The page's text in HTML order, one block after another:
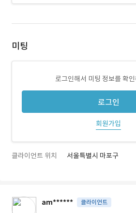
미팅
로그인해서 미팅 정보를 확
로그인
회원가입
클라이언트 위치 서울특별시 마포구
am****** 클라이언트